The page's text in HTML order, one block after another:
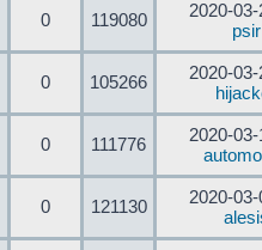
0 119080
2020-
psir
0 105266
2020-
0 111776
2020-
0 121130
2020-